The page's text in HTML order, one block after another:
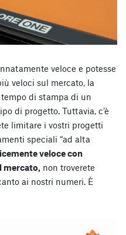
veloce e potesse
veloci sul mercato, la
di stampa di un
di progetto. Tuttavia, c’è
limitare i vostri progetti
speciali “ad alta
veloce con
mercato, non troverete
ai nostri numeri. È